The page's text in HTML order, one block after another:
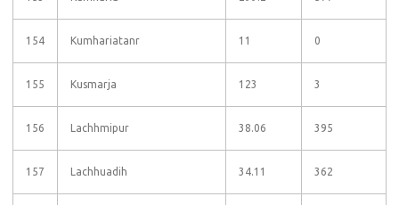
154 Kumhariatanr 11 0
155 Kusmarja 123 3
156 Lachhmipur 38.06 395
157 Lachhuadih 34.11 362